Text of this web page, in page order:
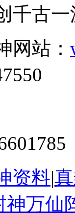
千古一
网站：
资料|
神万仙